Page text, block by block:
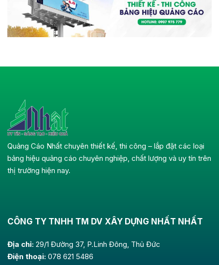
Quảng Cáo Nhất chuyên thiết kế, thi công – lắp đặt các loại
bảng hiệu quảng cáo chuyên nghiệp, chất lượng và uy tín trên
thị trường hiện nay.
CÔNG TY TNHH TM DV XÂY DỰNG NHẤT NHẤT
Địa chỉ: 29/1 Đường 37, P.Linh Đông, Thủ Đức
Điện thoại: 078 621 5486